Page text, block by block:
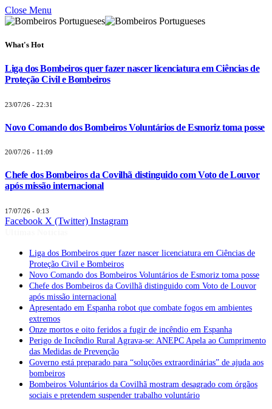
Close Menu
What's Hot
Liga dos Bombeiros quer fazer nascer licenciatura em Ciências de
Proteção Civil e Bombeiros
23/07/26 - 22:31
Novo Comando dos Bombeiros Voluntários de Esmoriz toma posse
20/07/26 - 11:09
Chefe dos Bombeiros da Covilhã distinguido com Voto de Louvor
após missão internacional
17/07/26 - 0:13
Facebook X (Twitter) Instagram
Liga dos Bombeiros quer fazer nascer licenciatura em Ciências de
Proteção Civil e Bombeiros
Novo Comando dos Bombeiros Voluntários de Esmoriz toma posse
Chefe dos Bombeiros da Covilhã distinguido com Voto de Louvor
após missão internacional
Apresentado em Espanha robot que combate fogos em ambientes
extremos
Onze mortos e oito feridos a fugir de incêndio em Espanha
Perigo de Incêndio Rural Agrava-se: ANEPC Apela ao Cumprimento
das Medidas de Prevenção
Governo está preparado para “soluções extraordinárias” de ajuda aos
bombeiros
Bombeiros Voluntários da Covilhã mostram desagrado com órgãos
sociais e pretendem suspender trabalho voluntário